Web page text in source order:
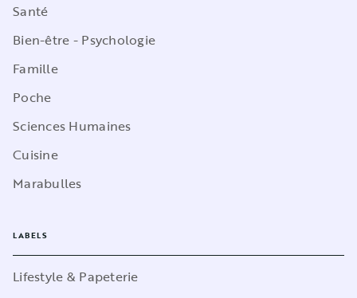
Santé
Bien-être - Psychologie
Famille
Poche
Sciences Humaines
Cuisine
Marabulles
LABELS
Lifestyle & Papeterie